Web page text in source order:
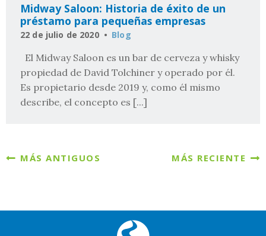
Midway Saloon: Historia de éxito de un
préstamo para pequeñas empresas
22 de julio de 2020 Blog
El Midway Saloon es un bar de cerveza y whisky
propiedad de David Tolchiner y operado por él.
Es propietario desde 2019 y, como él mismo
describe, el concepto es [...]
MÁS ANTIGUOS MÁS RECIENTE